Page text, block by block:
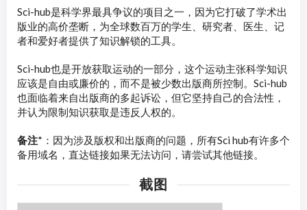
Sci-hub是科学界最具争议的项目之一，因为它打破了学术出
版业的高价垄断，为全球数百万的学生、研究者、医生、记
者和爱好者提供了知识解锁的工具。
Sci-hub也是开放获取运动的一部分，这个运动主张科学知识
应该是自由或廉价的，而不是被少数出版商所控制。Sci-hub
也面临着来自出版商的多起诉讼，但它坚持自己的合法性，
并认为限制知识获取是违反人权的。
备注*：因为涉及版权和出版商的问题，所有Sci hub有许多个
备用域名，直达链接如果无法访问，请尝试其他链接。
截图